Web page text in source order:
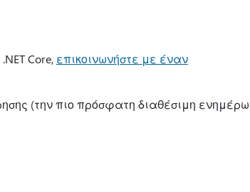
Core, επικοινωνήστε με έναν
(την πιο πρόσφατη διαθέσιμη